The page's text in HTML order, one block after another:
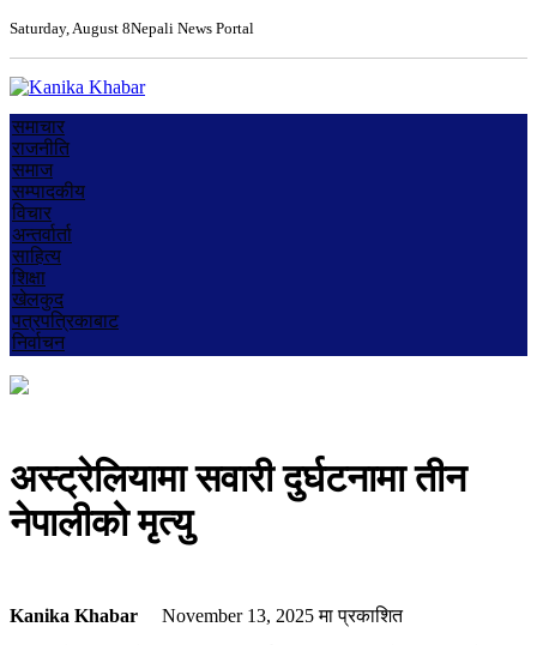
Saturday, August 8Nepali News Portal
समाचार
राजनीति
समाज
सम्पादकीय
विचार
अन्तर्वार्ता
साहित्य
शिक्षा
खेलकुद
पत्रपत्रिकाबाट
निर्वाचन
अस्ट्रेलियामा सवारी दुर्घटनामा तीन
नेपालीको मृत्यु
Kanika Khabar November 13, 2025मा प्रकाशित